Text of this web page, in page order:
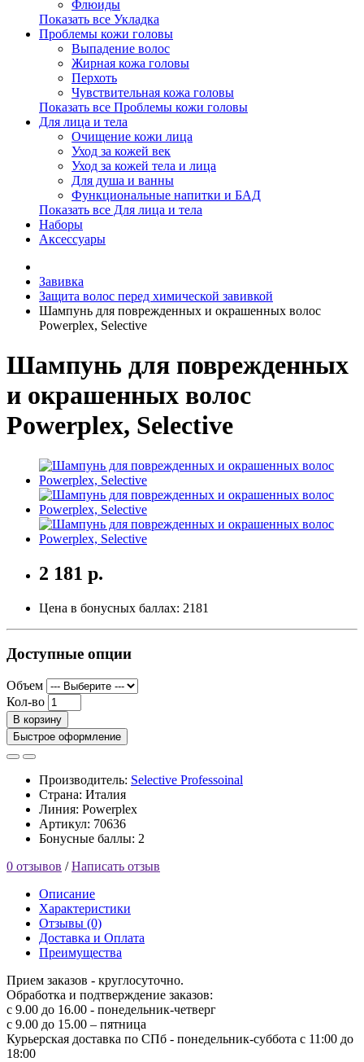
Флюиды
Показать все Укладка
Проблемы кожи головы
Выпадение волос
Жирная кожа головы
Перхоть
Чувствительная кожа головы
Показать все Проблемы кожи головы
Для лица и тела
Очищение кожи лица
Уход за кожей век
Уход за кожей тела и лица
Для душа и ванны
Функциональные напитки и БАД
Показать все Для лица и тела
Наборы
Аксессуары
Завивка
Защита волос перед химической завивкой
Шампунь для поврежденных и окрашенных волос
Powerplex, Selective
Шампунь для поврежденных
и окрашенных волос
Powerplex, Selective
2 181 р.
Цена в бонусных баллах: 2181
Доступные опции
Объем
Кол-во
В корзину
Быстрое оформление
Производитель: Selective Professoinal
Страна: Италия
Линия: Powerplex
Артикул: 70636
Бонусные баллы: 2
0 отзывов /Написать отзыв
Описание
Характеристики
Отзывы (0)
Доставка и Оплата
Преимущества
Прием заказов - круглосуточно.
Обработка и подтверждение заказов:
с 9.00 до 16.00 - понедельник-четверг
с 9.00 до 15.00 – пятница
Курьерская доставка по СПб - понедельник-суббота с 11:00 до
18:00